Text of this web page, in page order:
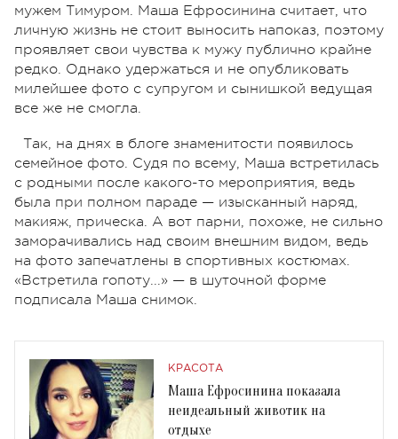
мужем Тимуром. Маша Ефросинина считает, что
личную жизнь не стоит выносить напоказ, поэтому
проявляет свои чувства к мужу публично крайне
редко. Однако удержаться и не опубликовать
милейшее фото с супругом и сынишкой ведущая
все же не смогла.
Так, на днях в блоге знаменитости появилось
семейное фото. Судя по всему, Маша встретилась
с родными после какого-то мероприятия, ведь
была при полном параде — изысканный наряд,
макияж, прическа. А вот парни, похоже, не сильно
заморачивались над своим внешним видом, ведь
на фото запечатлены в спортивных костюмах.
«Встретила гопоту...» — в шуточной форме
подписала Маша снимок.
КРАСОТА
Маша Ефросинина показала
неидеальный животик на
отдыхе